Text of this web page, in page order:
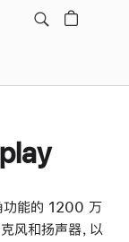
功能的 1200 万
风和扬声器，以